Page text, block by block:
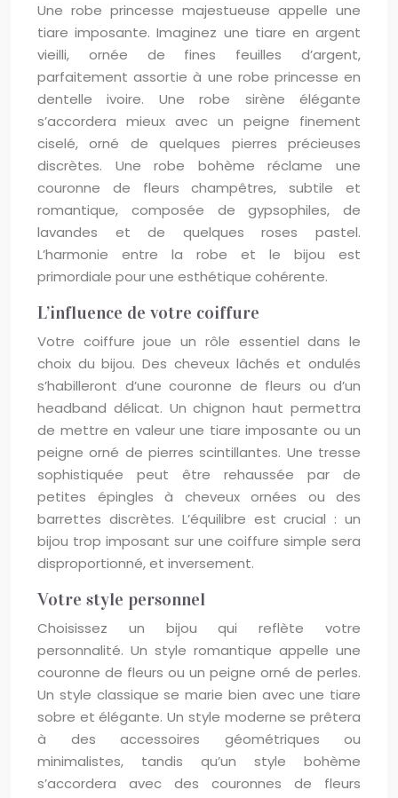
Une robe princesse majestueuse appelle une
tiare imposante. Imaginez une tiare en argent
vieilli, ornée de fines feuilles d’argent,
parfaitement assortie à une robe princesse en
dentelle ivoire. Une robe sirène élégante
s’accordera mieux avec un peigne finement
ciselé, orné de quelques pierres précieuses
discrètes. Une robe bohème réclame une
couronne de fleurs champêtres, subtile et
romantique, composée de gypsophiles, de
lavandes et de quelques roses pastel.
L’harmonie entre la robe et le bijou est
primordiale pour une esthétique cohérente.
L’influence de votre coiffure
Votre coiffure joue un rôle essentiel dans le
choix du bijou. Des cheveux lâchés et ondulés
s’habilleront d’une couronne de fleurs ou d’un
headband délicat. Un chignon haut permettra
de mettre en valeur une tiare imposante ou un
peigne orné de pierres scintillantes. Une tresse
sophistiquée peut être rehaussée par de
petites épingles à cheveux ornées ou des
barrettes discrètes. L’équilibre est crucial : un
bijou trop imposant sur une coiffure simple sera
disproportionné, et inversement.
Votre style personnel
Choisissez un bijou qui reflète votre
personnalité. Un style romantique appelle une
couronne de fleurs ou un peigne orné de perles.
Un style classique se marie bien avec une tiare
sobre et élégante. Un style moderne se prêtera
à des accessoires géométriques ou
minimalistes, tandis qu’un style bohème
s’accordera avec des couronnes de fleurs